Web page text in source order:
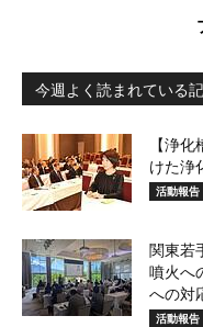
今週よく読まれている
【浄
けた浄
活動報告
関東若
噴火へ
への対
活動報告